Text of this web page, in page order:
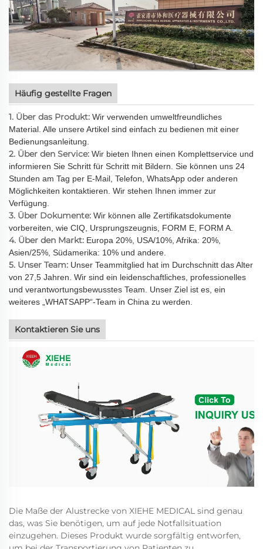
Häufig gestellte Fragen
1. Über das Produkt: Wir verwenden umweltfreundliches
Material. Alle unsere Artikel sind einfach zu bedienen mit einer
Bedienungsanleitung.
2. Über den Service: Wir bieten Ihnen einen Komplettservice und
informieren Sie Schritt für Schritt mit Bildern. Sie können uns 24
Stunden am Tag per E-Mail, Telefon, WhatsApp oder anderen
Möglichkeiten kontaktieren. Wir stehen Ihnen immer zur
Verfügung.
3. Über Dokumente: Wir können alle Zertifikatsdokumente
vorbereiten, wie CIQ, Ursprungszeugnis, FORM E, FORM A.
4. Über den Markt: Europa 20%, USA/10%, Afrika: 20%,
Asien/25%, Südamerika: 10% und andere.
5. Unser Team: Unser Teammitglied hat im Durchschnitt das Alter
von 27,5 Jahren. Wir sind ein leidenschaftliches, professionelles
und verantwortungsbewusstes Team. Unser Ziel ist es, ein
weiteres „WHATSAPP“-Team in China zu werden.
Kontaktieren Sie uns
Die Maße der Alustrecke von XIEHE MEDICAL sind genau
das, was Sie benötigen, um auf jede Notfallsituation
einzugehen. Dieses Produkt wurde sorgfältig entworfen,